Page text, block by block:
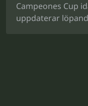
Campeones Cup
uppdaterar